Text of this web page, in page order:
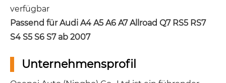
verfügbar
Passend für Audi A4 A5 A6 A7 Allroad Q7 RS5 RS7
S4 S5 S6 S7 ab 2007
Unternehmensprofil